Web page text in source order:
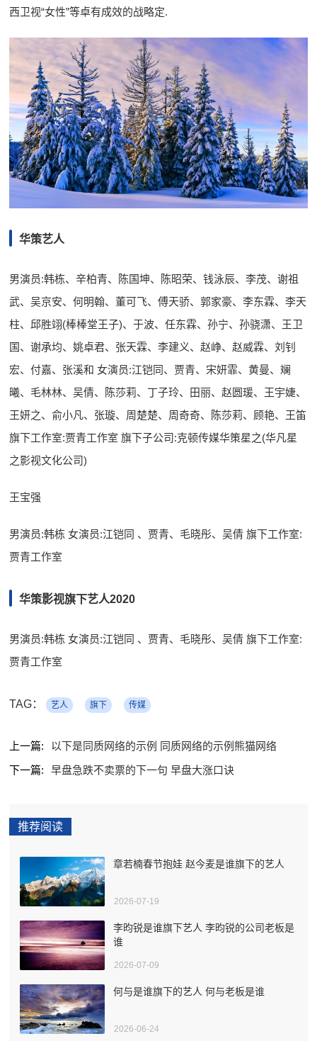
西卫视“女性”等卓有成效的战略定.
华策艺人
男演员:韩栋、辛柏青、陈国坤、陈昭荣、钱泳辰、李茂、谢祖
武、吴京安、何明翰、董可飞、傅天骄、郭家豪、李东霖、李天
柱、邱胜翊(棒棒堂王子)、于波、任东霖、孙宁、孙骁潇、王卫
国、谢承均、姚卓君、张天霖、李建义、赵峥、赵威霖、刘钊
宏、付嘉、张溪和 女演员:江铠同、贾青、宋妍霏、黄曼、斓
曦、毛林林、吴倩、陈莎莉、丁子玲、田丽、赵圆瑗、王宇婕、
王妍之、俞小凡、张璇、周楚楚、周奇奇、陈莎莉、顾艳、王笛
旗下工作室:贾青工作室 旗下子公司:克顿传媒华策星之(华凡星
之影视文化公司)
王宝强
男演员:韩栋 女演员:江铠同 、贾青、毛晓彤、吴倩 旗下工作室:
贾青工作室
华策影视旗下艺人2020
男演员:韩栋 女演员:江铠同 、贾青、毛晓彤、吴倩 旗下工作室:
贾青工作室
TAG： 艺人 旗下 传媒
上一篇:
以下是同质网络的示例 同质网络的示例熊猫网络
下一篇:
早盘急跌不卖票的下一句 早盘大涨口诀
推荐阅读
章若楠春节抱娃 赵今麦是谁旗下的艺人
2026-07-19
李昀锐是谁旗下艺人 李昀锐的公司老板是
谁
2026-07-09
何与是谁旗下的艺人 何与老板是谁
2026-06-24